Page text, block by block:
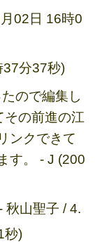
02日 16時0
分37秒)
ので編集し
の前進の江
ンクできて
す。 - J (200
秋山聖子 / 4.
秒)